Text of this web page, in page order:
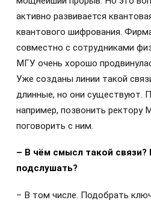
активно развивается
квантового шифрования.
совместно с сотрудниками
МГУ очень хорошо
Уже созданы линии такой
длинные, но они существуют.
например, позвонить ректору
поговорить с ним.
– В чём смысл такой
подслушать?
– В том числе. Подобрать